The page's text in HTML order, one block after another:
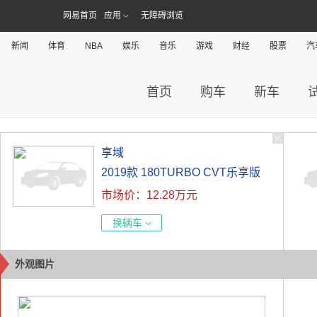
网易首页 应用 无障碍浏览
新闻 体育 NBA 娱乐 音乐 游戏 财经 股票 汽
首页 购车 新车
享域
2019款 180TURBO CVT乐享版
国V
市场价：12.28万元
换辆车
外观图片